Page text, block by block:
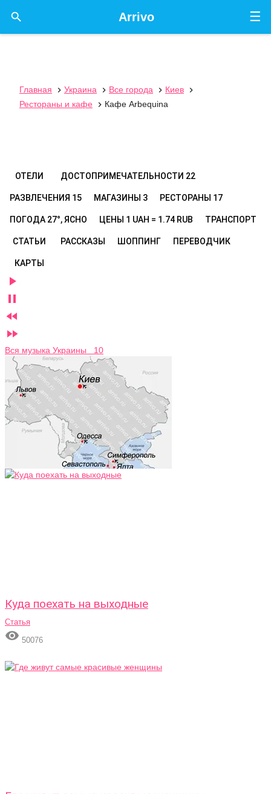
☰
Arrivo

Главная  Украина  Все города  Киев

Рестораны и кафе
 Кафе Arbequina
ОТЕЛИ ДОСТОПРИМЕЧАТЕЛЬНОСТИ 22
РАЗВЛЕЧЕНИЯ 15 МАГАЗИНЫ 3 РЕСТОРАНЫ 17
ПОГОДА 27°, ЯСНО ЦЕНЫ 1 UAH = 1.74 RUB ТРАНСПОРТ
СТАТЬИ РАССКАЗЫ ШОППИНГ ПЕРЕВОДЧИК
КАРТЫ




Вся музыка Украины 10
Куда поехать на выходные
Статья
 50076